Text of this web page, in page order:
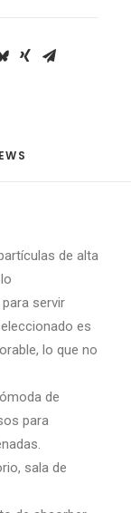
de alta
servir
es
lo que no
de
para
sala de